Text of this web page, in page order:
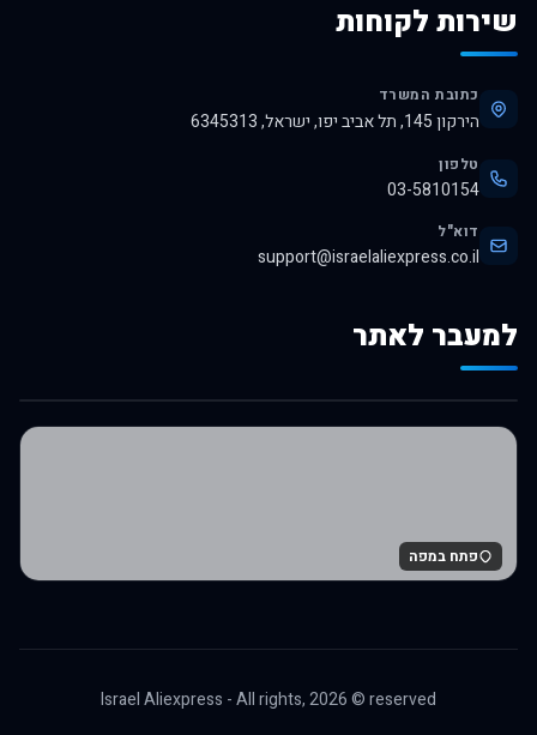
שירות לקוחות
כתובת המשרד
הירקון 145, תל אביב יפו, ישראל, 6345313
טלפון
03-5810154
דוא"ל
support@israelaliexpress.co.il
למעבר לאתר
לרכישה באלי אקספרס
פתח במפה
Israel Aliexpress - All rights,2026© reserved